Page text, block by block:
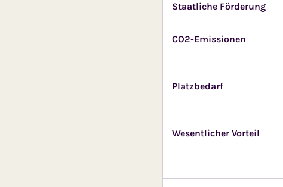
Staatliche Förderung
CO2-Emissionen
Platzbedarf
Wesentlicher Vorteil